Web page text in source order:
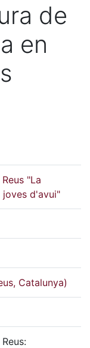
de
en
"La
joves d'avui"
Catalunya)